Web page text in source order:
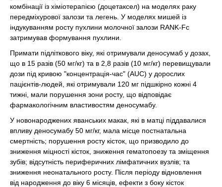
комбінації із хіміотерапією (доцетаксел) на моделях раку
передміхурової залози та легень. У моделях мишей із
індукуванням росту пухлини молочної залози RANK-Fc
затримував формування пухлини.
Примати підліткового віку, які отримували деносумаб у дозах,
що в 15 разів (50 мг/кг) та в 2,8 разів (10 мг/кг) перевищували
дози під кривою "концентрація-час" (AUC) у дорослих
пацієнтів-людей, які отримували 120 мг підшкірно кожні 4
тижні, мали порушення зони росту, що відповідає
фармакологічним властивостям деносумабу.
У новонароджених яванських макак, які в матці піддавалися
впливу деносумабу 50 мг/кг, мала місце постнатальна
смертність; порушення росту кісток, що призводило до
зниження міцності кісток, зниження гематопоезу та зміщення
зубів; відсутність периферичних лімфатичних вузлів; та
зниження неонатального росту. Після періоду відновлення
від народження до віку 6 місяців, ефекти з боку кісток